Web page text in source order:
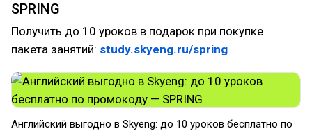
SPRING
Получить до 10 уроков в подарок при покупке
пакета занятий: study.skyeng.ru/spring
Английский выгодно в Skyeng: до 10 уроков бесплатно по